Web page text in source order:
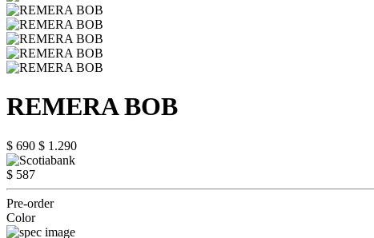
REMERA BOB
$ 690 $ 1.290
$ 587
Pre-order
Color